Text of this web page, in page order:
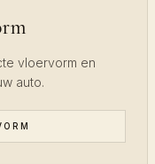
vloervorm en
auto.